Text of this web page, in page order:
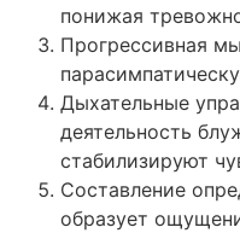
понижая
Прогрессивная
Дыхательные
деятельность
стабилизируют
Составление
образует